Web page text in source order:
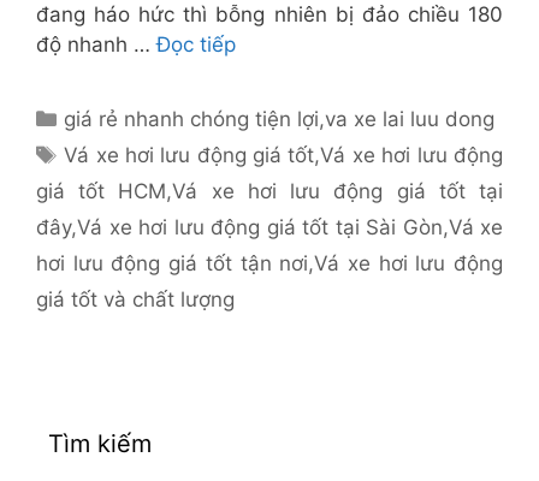
đang háo hức thì bỗng nhiên bị đảo chiều 180
độ nhanh …Đọc tiếp
Danh
mục
giá rẻ nhanh chóng tiện lợi,va xe lai luu dong
Thẻ
Vá xe hơi lưu động giá tốt,Vá xe hơi lưu động
giá tốt HCM,Vá xe hơi lưu động giá tốt tại
đây,Vá xe hơi lưu động giá tốt tại Sài Gòn,Vá xe
hơi lưu động giá tốt tận nơi,Vá xe hơi lưu động
giá tốt và chất lượng
Tìm kiếm